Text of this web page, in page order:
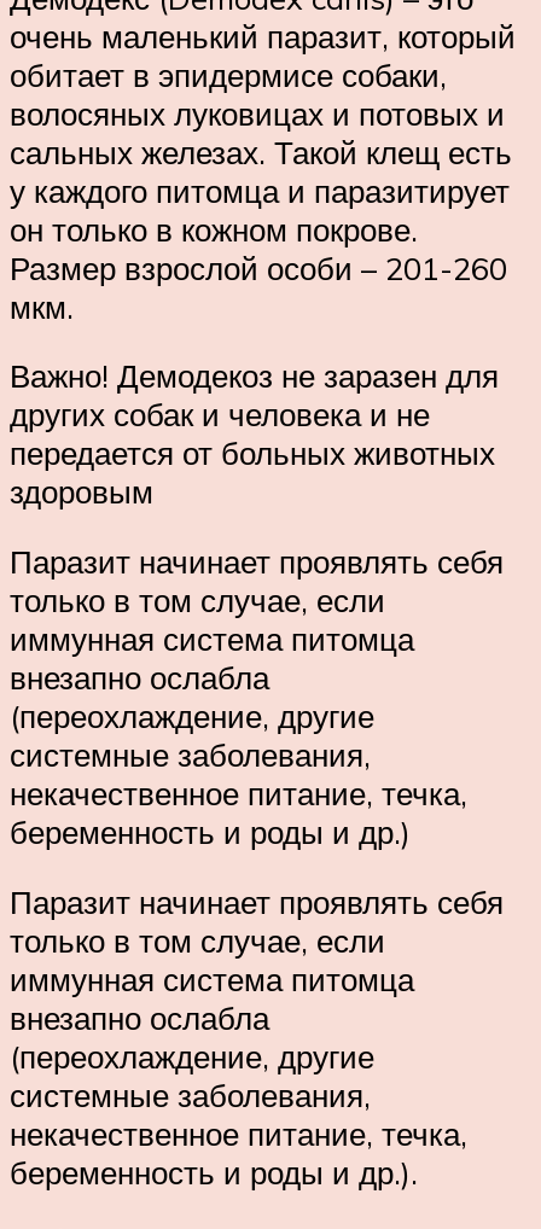
очень маленький паразит, который
обитает в эпидермисе собаки,
волосяных луковицах и потовых и
сальных железах. Такой клещ есть
у каждого питомца и паразитирует
он только в кожном покрове.
Размер взрослой особи – 201-260
мкм.
Важно! Демодекоз не заразен для
других собак и человека и не
передается от больных животных
здоровым
Паразит начинает проявлять себя
только в том случае, если
иммунная система питомца
внезапно ослабла
(переохлаждение, другие
системные заболевания,
некачественное питание, течка,
беременность и роды и др.)
Паразит начинает проявлять себя
только в том случае, если
иммунная система питомца
внезапно ослабла
(переохлаждение, другие
системные заболевания,
некачественное питание, течка,
беременность и роды и др.).